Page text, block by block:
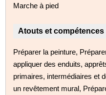
Marche à pied
Atouts et compétences
Préparer la peinture,
appliquer des enduits,
primaires, intermédiaires et
un revêtement mural,